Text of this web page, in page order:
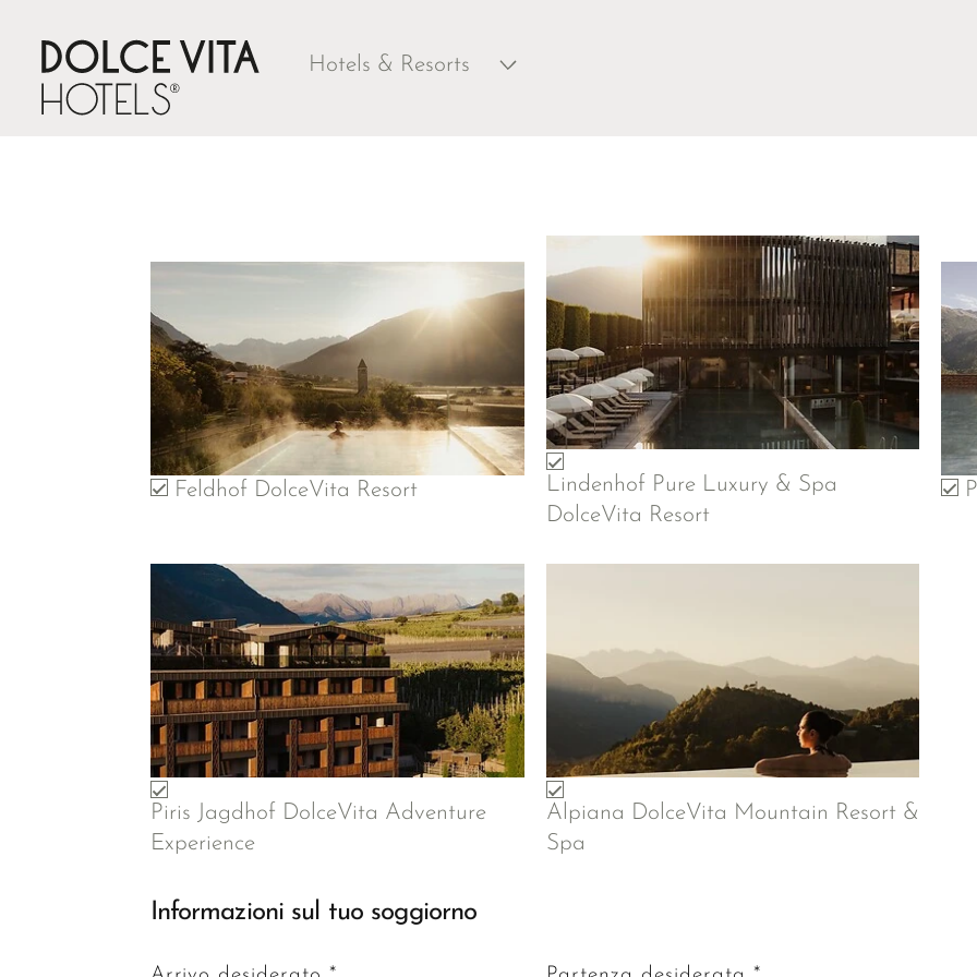
Hotels & Resorts
Feldhof DolceVita Resort
Lindenhof Pure Luxury & Spa
DolceVita Resort
Piris Jagdhof DolceVita Adventure
Experience
Alpiana DolceVita Mountain Resort &
Spa
Informazioni sul tuo soggiorno